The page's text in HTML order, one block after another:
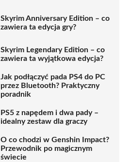
Skyrim Anniversary Edition – co
zawiera ta edycja gry?
Skyrim Legendary Edition – co
zawiera ta wyjątkowa edycja?
Jak podłączyć pada PS4 do PC
przez Bluetooth? Praktyczny
poradnik
PS5 z napędem i dwa pady –
idealny zestaw dla graczy
O co chodzi w Genshin Impact?
Przewodnik po magicznym
świecie